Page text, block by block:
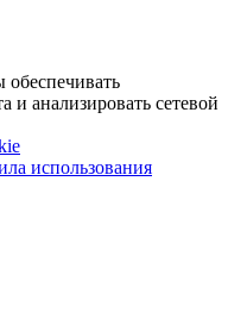
и анализировать сетевой
использования